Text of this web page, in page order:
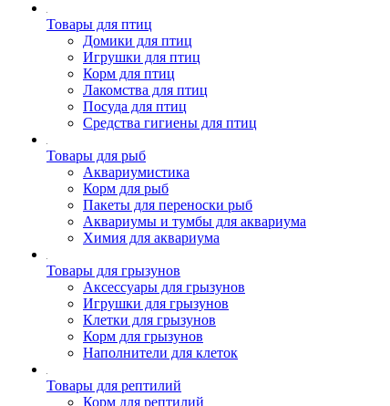
Товары для птиц
Домики для птиц
Игрушки для птиц
Корм для птиц
Лакомства для птиц
Посуда для птиц
Средства гигиены для птиц
Товары для рыб
Аквариумистика
Корм для рыб
Пакеты для переноски рыб
Аквариумы и тумбы для аквариума
Химия для аквариума
Товары для грызунов
Аксессуары для грызунов
Игрушки для грызунов
Клетки для грызунов
Корм для грызунов
Наполнители для клеток
Товары для рептилий
Корм для рептилий